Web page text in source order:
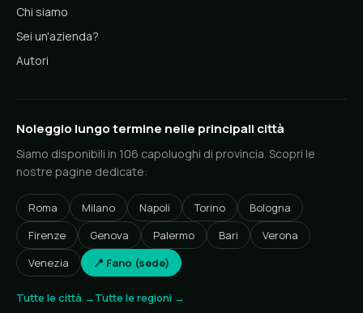
Chi siamo
Sei un'azienda?
Autori
Noleggio lungo termine nelle principali città
Siamo disponibili in 106 capoluoghi di provincia. Scopri le
nostre pagine dedicate:
Roma Milano Napoli Torino
Bologna
Firenze
Genova Palermo Bari
Verona
Venezia
📍 Fano (sede)
Tutte le città →Tutte le regioni →